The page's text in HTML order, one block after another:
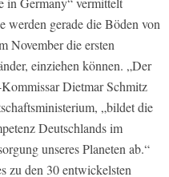
werden gerade die Böden von
November die ersten
einziehen können. „Der
Dietmar Schmitz
„bildet die
Deutschlands im
unseres Planeten ab.“
zu den 30 entwickelsten